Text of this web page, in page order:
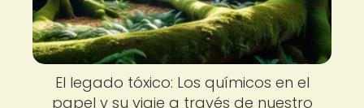
El legado tóxico: Los químicos en el
papel y su viaje a través de nuestro